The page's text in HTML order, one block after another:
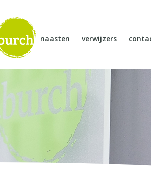
naasten verwijzers